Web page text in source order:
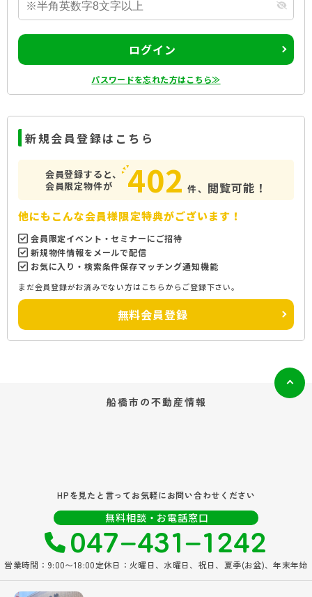
ログイン
パスワードを忘れた方はこちら≫
新規会員登録はこちら
会員登録すると、
会員限定物件が
402 件、 閲覧可能！
他にもこんな会員様限定特典がございます！
会員限定イベント・セミナーにご招待
新規物件情報をメールで配信
お気に入り・検索条件保存マッチング通知機能
まだ会員登録がお済みでない方はこちらからご登録下さい。
無料会員登録
船橋市の不動産情報
HPを見たと言ってお気軽にお問い合わせください
無料相談・お電話窓口
047‐431‐1242
営業時間：9:00〜18:00定休日：火曜日、水曜日、祝日、夏季(お盆)、年末年始